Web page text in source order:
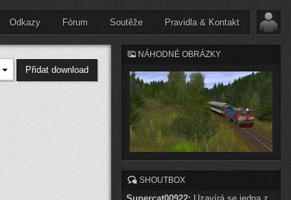
Odkazy Fórum Soutěže Pravidla & Kontakt
NÁHODNÉ OBRÁZKY
SHOUTBOX
Přidat download